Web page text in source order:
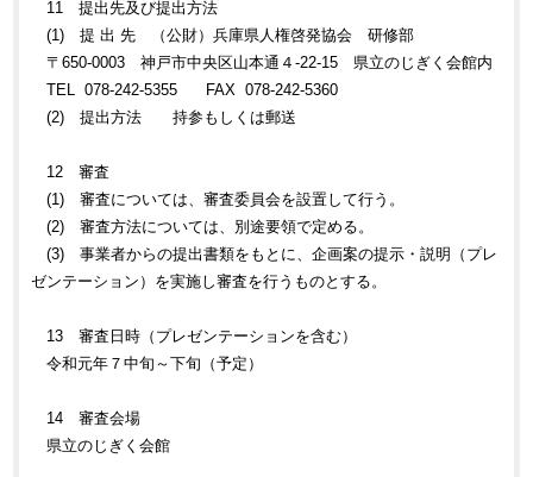
11 提出先及び提出方法
(1) 提 出 先 （公財）兵庫県人権啓発協会 研修部
〒650-0003 神戸市中央区山本通４-22-15 県立のじぎく会館内
TEL 078-242-5355 FAX 078-242-5360
(2) 提出方法 持参もしくは郵送
12 審査
(1) 審査については、審査委員会を設置して行う。
(2) 審査方法については、別途要領で定める。
(3) 事業者からの提出書類をもとに、企画案の提示・説明（プレ
ゼンテーション）を実施し審査を行うものとする。
13 審査日時（プレゼンテーションを含む）
令和元年７中旬～下旬（予定）
14 審査会場
県立のじぎく会館